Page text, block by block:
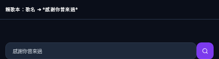
賴歌本：歌名 ➔ *感謝你曾來過*